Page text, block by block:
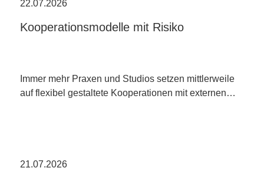
22.07.2026
Kooperationsmodelle mit Risiko
Immer mehr Praxen und Studios setzen mittlerweile
auf flexibel gestaltete Kooperationen mit externen…
21.07.2026